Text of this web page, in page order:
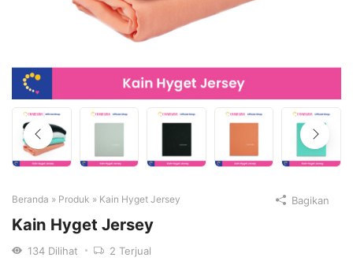
Beranda » Produk » Kain Hyget Jersey
Kain Hyget Jersey
134 Dilihat 2 Terjual
Bagikan